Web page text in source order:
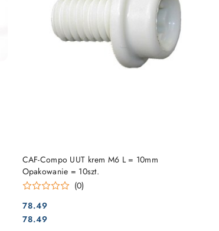
CAF-Compo UUT krem ​​M6 L = 10mm
Opakowanie = 10szt.
(0)
Cena:
78.49
Cena:
78.49
DO KOSZYKA